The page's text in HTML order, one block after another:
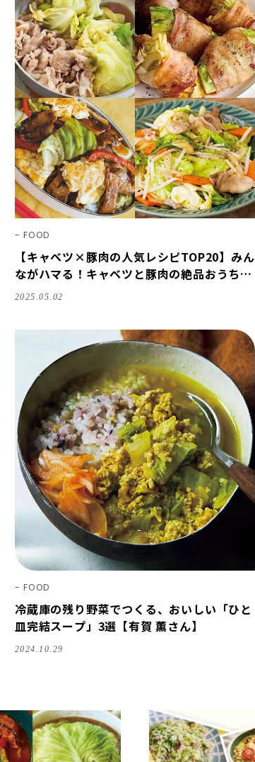
FOOD
【キャベツ×豚肉の人気レシピTOP20】みん
ながハマる！キャベツと豚肉の絶品おうちご
はん【2025】
2025.05.02
FOOD
冷蔵庫の残り野菜でつくる、おいしい「ひと
皿完結スープ」3選【有賀 薫さん】
2024.10.29